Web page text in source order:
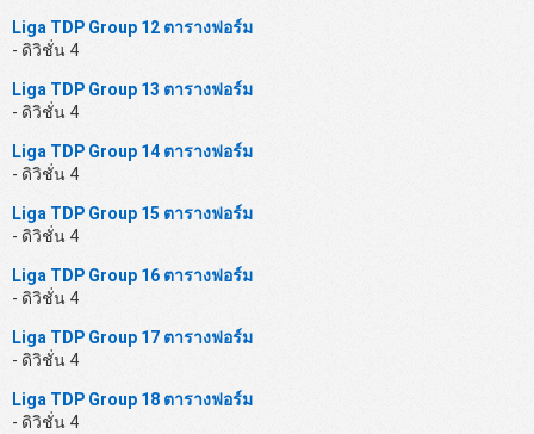
Liga TDP Group 12 ตารางฟอร์ม
- ดิวิชั่น 4
Liga TDP Group 13 ตารางฟอร์ม
- ดิวิชั่น 4
Liga TDP Group 14 ตารางฟอร์ม
- ดิวิชั่น 4
Liga TDP Group 15 ตารางฟอร์ม
- ดิวิชั่น 4
Liga TDP Group 16 ตารางฟอร์ม
- ดิวิชั่น 4
Liga TDP Group 17 ตารางฟอร์ม
- ดิวิชั่น 4
Liga TDP Group 18 ตารางฟอร์ม
- ดิวิชั่น 4